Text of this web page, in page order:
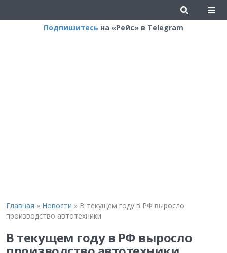
Подпишитесь на «Рейс» в Telegram
Главная » Новости » В текущем году в РФ выросло
производство автотехники
В текущем году в РФ выросло